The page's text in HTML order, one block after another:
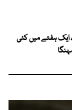
ایک ہفتے میں کئی